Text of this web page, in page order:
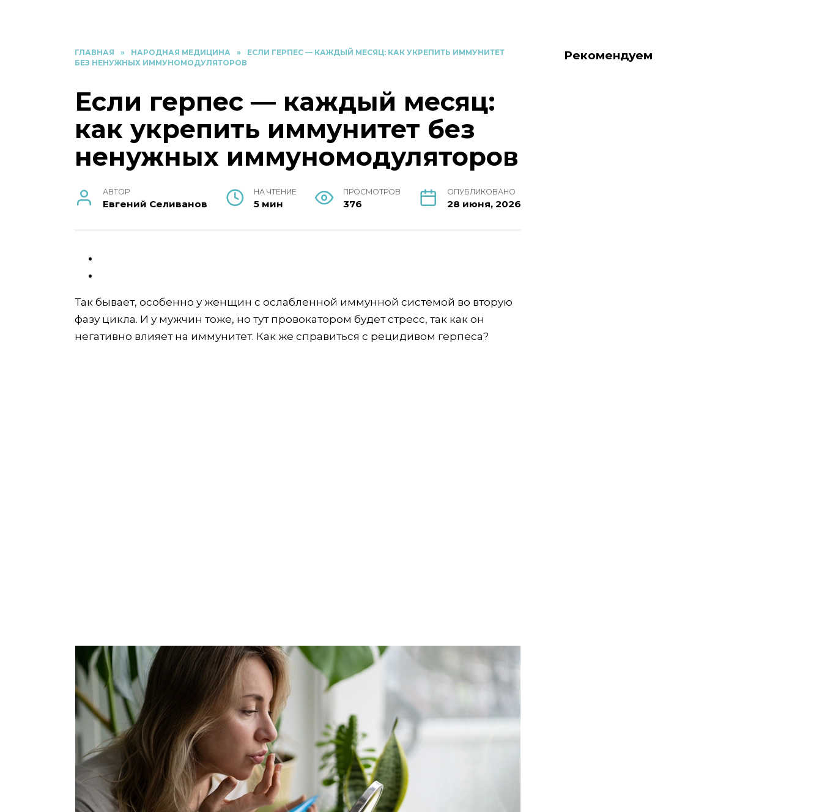
ГЛАВНАЯ » НАРОДНАЯ МЕДИЦИНА »
ЕСЛИ ГЕРПЕС — КАЖДЫЙ МЕСЯЦ: КАК УКРЕПИТЬ ИММУНИТЕТ
БЕЗ НЕНУЖНЫХ ИММУНОМОДУЛЯТОРОВ
Если герпес — каждый месяц:
как укрепить иммунитет без
ненужных иммуномодуляторов
АВТОР
Евгений Селиванов
НА ЧТЕНИЕ
5 мин
ПРОСМОТРОВ
376
ОПУБЛИКОВАНО
28 июня, 2026
Так бывает, особенно у женщин с ослабленной иммунной системой во вторую
фазу цикла. И у мужчин тоже, но тут провокатором будет стресс, так как он
негативно влияет на иммунитет. Как же справиться с рецидивом герпеса?
Рекомендуем